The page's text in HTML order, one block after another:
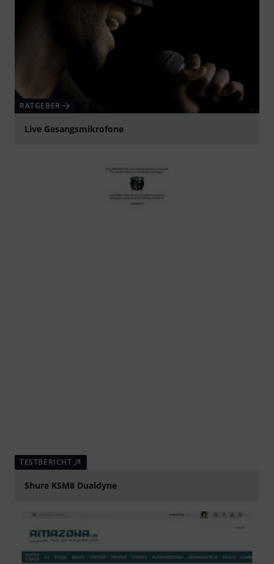
RATGEBER
Live Gesangsmikrofone
TESTBERICHT
Shure KSM8 Dualdyne